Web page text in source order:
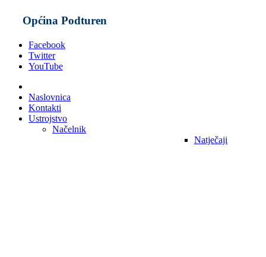
Općina Podturen
Facebook
Twitter
YouTube
Naslovnica
Kontakti
Ustrojstvo
Načelnik
Natječaji